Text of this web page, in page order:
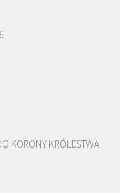
KORONY KRÓLESTWA